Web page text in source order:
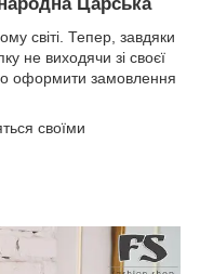
світі. Тепер, завдяки
не виходячи зі своєї
оформити замовлення
своїми